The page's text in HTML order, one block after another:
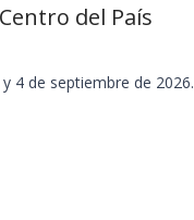
del País
4 de septiembre de 2026.